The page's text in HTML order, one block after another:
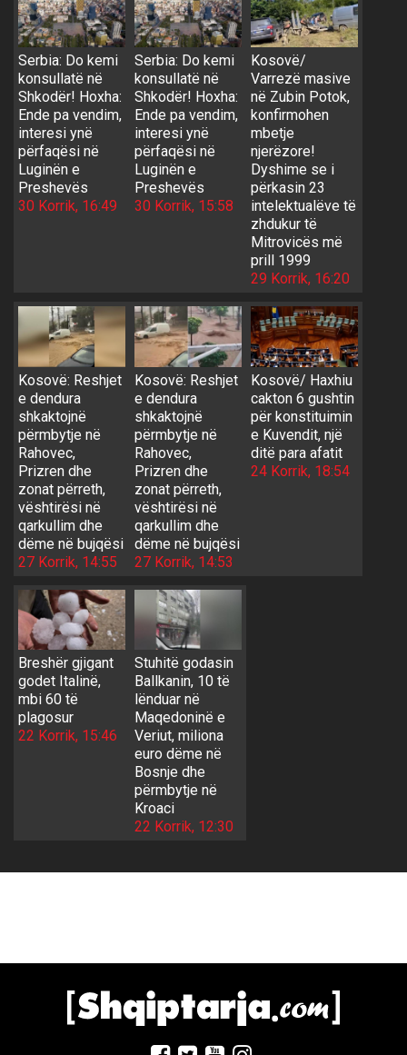
Serbia: Do kemi
konsullatë në
Shkodër! Hoxha:
Ende pa vendim,
interesi ynë
përfaqësi në
Luginën e
Preshevës
30 Korrik, 16:49
Serbia: Do kemi
konsullatë në
Shkodër! Hoxha:
Ende pa vendim,
interesi ynë
përfaqësi në
Luginën e
Preshevës
30 Korrik, 15:58
Kosovë/
Varrezë masive
në Zubin Potok,
konfirmohen
mbetje
njerëzore!
Dyshime se i
përkasin 23
intelektualëve të
zhdukur të
Mitrovicës më
prill 1999
29 Korrik, 16:20
Kosovë: Reshjet
e dendura
shkaktojnë
përmbytje në
Rahovec,
Prizren dhe
zonat përreth,
vështirësi në
qarkullim dhe
dëme në bujqësi
27 Korrik, 14:55
Kosovë: Reshjet
e dendura
shkaktojnë
përmbytje në
Rahovec,
Prizren dhe
zonat përreth,
vështirësi në
qarkullim dhe
dëme në bujqësi
27 Korrik, 14:53
Kosovë/ Haxhiu
cakton 6 gushtin
për konstituimin
e Kuvendit, një
ditë para afatit
24 Korrik, 18:54
Breshër gjigant
godet Italinë,
mbi 60 të
plagosur
22 Korrik, 15:46
Stuhitë godasin
Ballkanin, 10 të
lënduar në
Maqedoninë e
Veriut, miliona
euro dëme në
Bosnje dhe
përmbytje në
Kroaci
22 Korrik, 12:30